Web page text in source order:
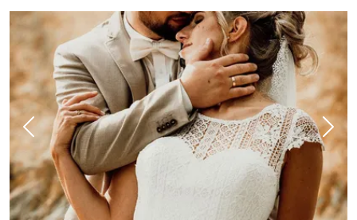
Vorheriges Bild